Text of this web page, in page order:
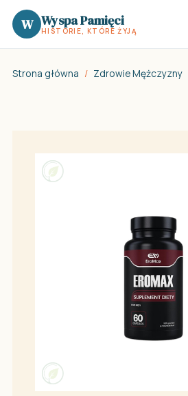
W Wyspa Pamięci
HISTORIE, KTÓRE ŻYJĄ
Strona główna / Zdrowie Mężczyzny